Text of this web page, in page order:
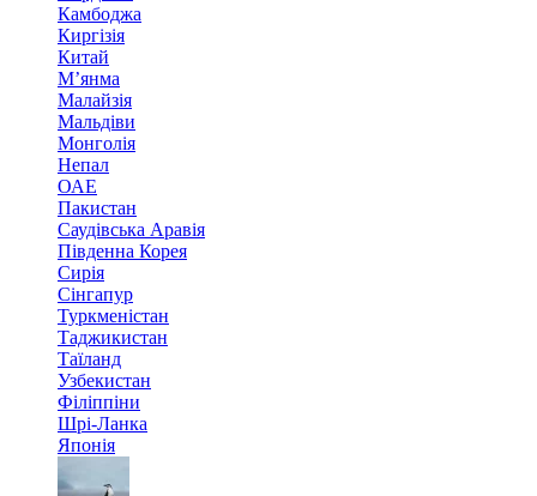
Камбоджа
Киргізія
Китай
М’янма
Малайзія
Мальдіви
Монголія
Непал
ОАЕ
Пакистан
Саудівська Аравія
Південна Корея
Сирія
Сінгапур
Туркменістан
Таджикистан
Таїланд
Узбекистан
Філіппіни
Шрі-Ланка
Японія